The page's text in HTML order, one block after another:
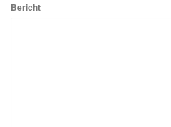
Bericht